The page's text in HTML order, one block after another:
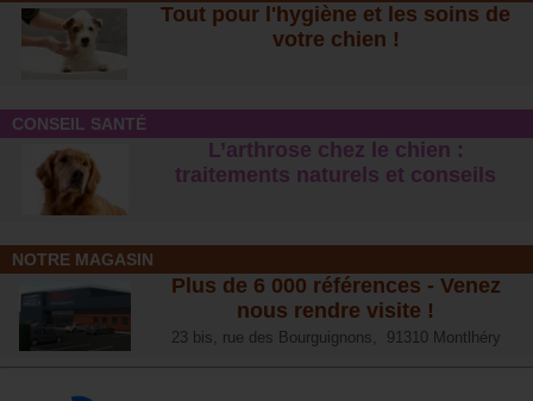
Tout pour l'hygiène et les soins de
votre chien !
CONSEIL SANTÉ
L’arthrose chez le chien :
traitements naturels et conseil s
NOTRE MAGASIN
Plus de 6 000 références - Venez
nous rendre visite !
23 bis, rue des Bourguignons, 91310 Montlhéry